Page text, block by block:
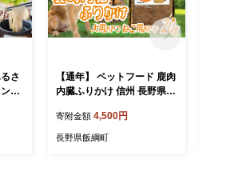
さ
ト
町
【通年】 ペットフード 鹿肉
内臓ふりかけ 信州 長野県
寄附金額 4,500円
長野県飯綱町